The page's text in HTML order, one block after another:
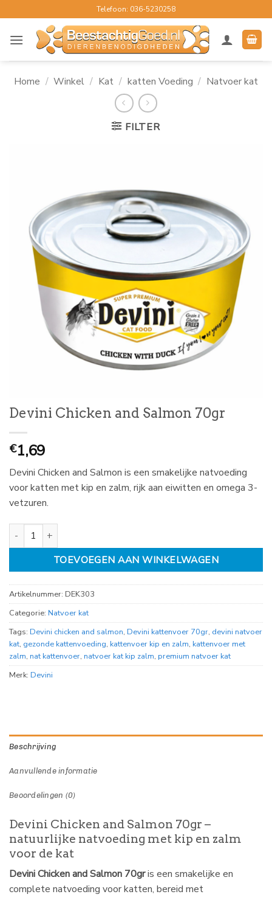
naar
inhoud
Telefoon: 036-5230258
Home / Winkel / Kat / katten Voeding / Natvoer kat
FILTER
Devini Chicken and Salmon 70gr
€1,69
Devini Chicken and Salmon is een smakelijke natvoeding
voor katten met kip en zalm, rijk aan eiwitten en omega 3-
vetzuren.
Devini Chicken and Salmon 70gr aantal
TOEVOEGEN AAN WINKELWAGEN
Artikelnummer: DEK303
Categorie: Natvoer kat
Tags: Devini chicken and salmon, Devini kattenvoer 70gr, devini natvoer
kat, gezonde kattenvoeding, kattenvoer kip en zalm, kattenvoer met
zalm, nat kattenvoer, natvoer kat kip zalm, premium natvoer kat
Merk: Devini
Beschrijving
Aanvullende informatie
Beoordelingen (0)
Devini Chicken and Salmon 70gr –
natuurlijke natvoeding met kip en zalm
voor de kat
Devini Chicken and Salmon 70gris een smakelijke en
complete natvoeding voor katten, bereid met